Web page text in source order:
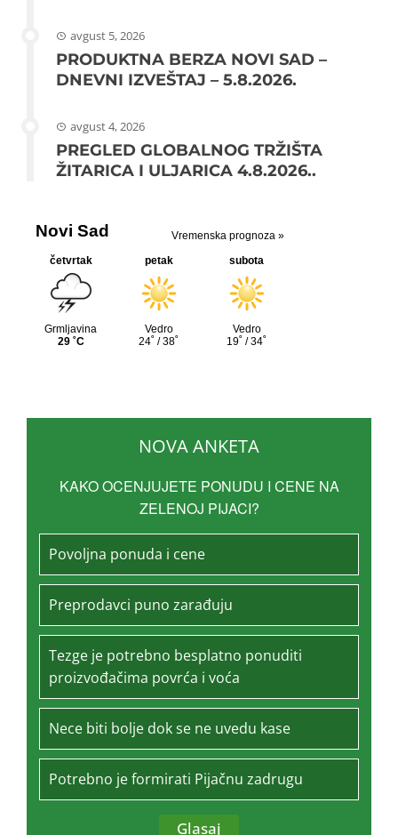
avgust 5, 2026
PRODUKTNA BERZA NOVI SAD –
DNEVNI IZVEŠTAJ – 5.8.2026.
avgust 4, 2026
PREGLED GLOBALNOG TRŽIŠTA
ŽITARICA I ULJARICA 4.8.2026..
NOVA ANKETA
KAKO OCENJUJETE PONUDU I CENE NA
ZELENOJ PIJACI?
Povoljna ponuda i cene
Preprodavci puno zarađuju
Tezge je potrebno besplatno ponuditi
proizvođačima povrća i voća
Nece biti bolje dok se ne uvedu kase
Potrebno je formirati Pijačnu zadrugu